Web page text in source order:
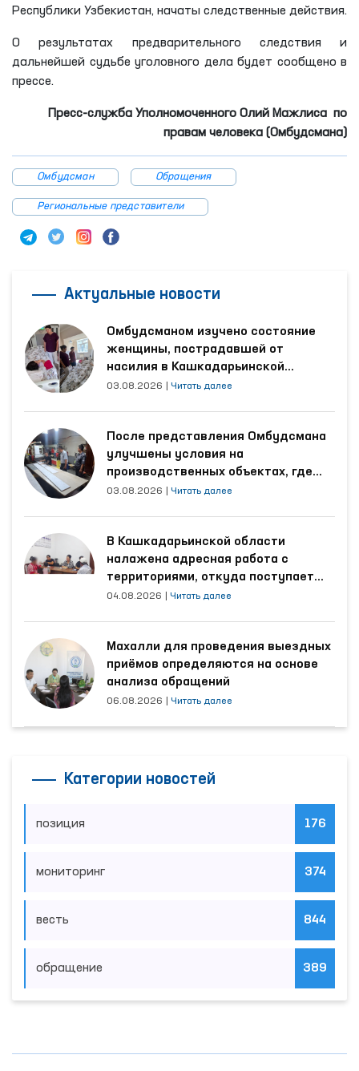
Республики Узбекистан, начаты следственные действия.
О результатах предварительного следствия и
дальнейшей судьбе уголовного дела будет сообщено в
прессе.
Пресс-служба Уполномоченного Олий Мажлиса по
правам человека (Омбудсмана)
Омбудсман Обращения
Региональные представители
Актуальные новости
Омбудсманом изучено состояние
женщины, пострадавшей от
насилия в Кашкадарьинской
области
03.08.2026 Читать далее
После представления Омбудсмана
улучшены условия на
производственных объектах, где
трудятся осуждённые
03.08.2026 Читать далее
В Кашкадарьинской области
налажена адресная работа с
территориями, откуда поступает
наибольшее количество обращений
04.08.2026 Читать далее
Махалли для проведения выездных
приёмов определяются на основе
анализа обращений
06.08.2026 Читать далее
Категории новостей
позиция 176
мониторинг 374
весть 844
обращение 389